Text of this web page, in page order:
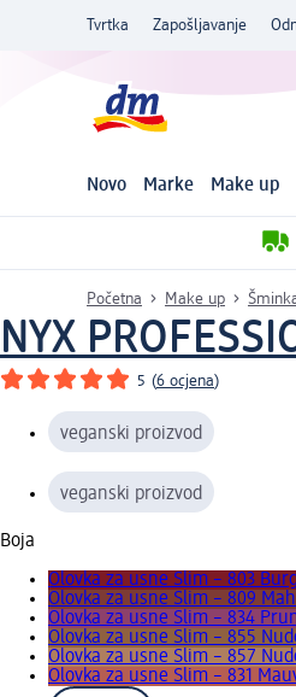
Tvrtka Zapošljavanje
Novo Marke Make up
Početna Make up
NYX
5 (6 ocjena)
veganski proizvod
veganski proizvod
Boja
Olovka za usne Slim – 803
Olovka za usne Slim – 809
Olovka za usne Slim – 834
Olovka za usne Slim – 855
Olovka za usne Slim – 857
Olovka za usne Slim – 831